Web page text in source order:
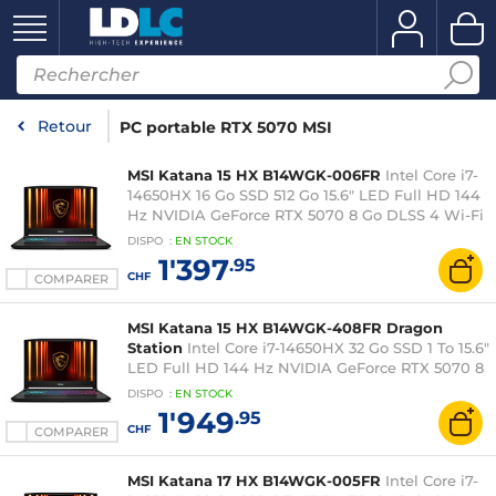
Retour PC portable RTX 5070 MSI
COMPARER
MSI Katana 15 HX B14WGK-006FR Intel Core i7-
14650HX 16 Go SSD 512 Go 15.6" LED Full HD 144
Hz NVIDIA GeForce RTX 5070 8 Go DLSS 4 Wi-Fi
6E/Bluetooth Webcam Windows 11 Famille
DISPO : EN STOCK
CHF1'397.95
COMPARER
MSI Katana 15 HX B14WGK-408FR Dragon
Station Intel Core i7-14650HX 32 Go SSD 1 To 15.6"
LED Full HD 144 Hz NVIDIA GeForce RTX 5070 8
Go DLSS 4 Wi-Fi 6E/Bluetooth Webcam
Windows 11 Professionnel
DISPO : EN STOCK
CHF1'949.95
MSI Katana 17 HX B14WGK-005FR Intel Core i7-